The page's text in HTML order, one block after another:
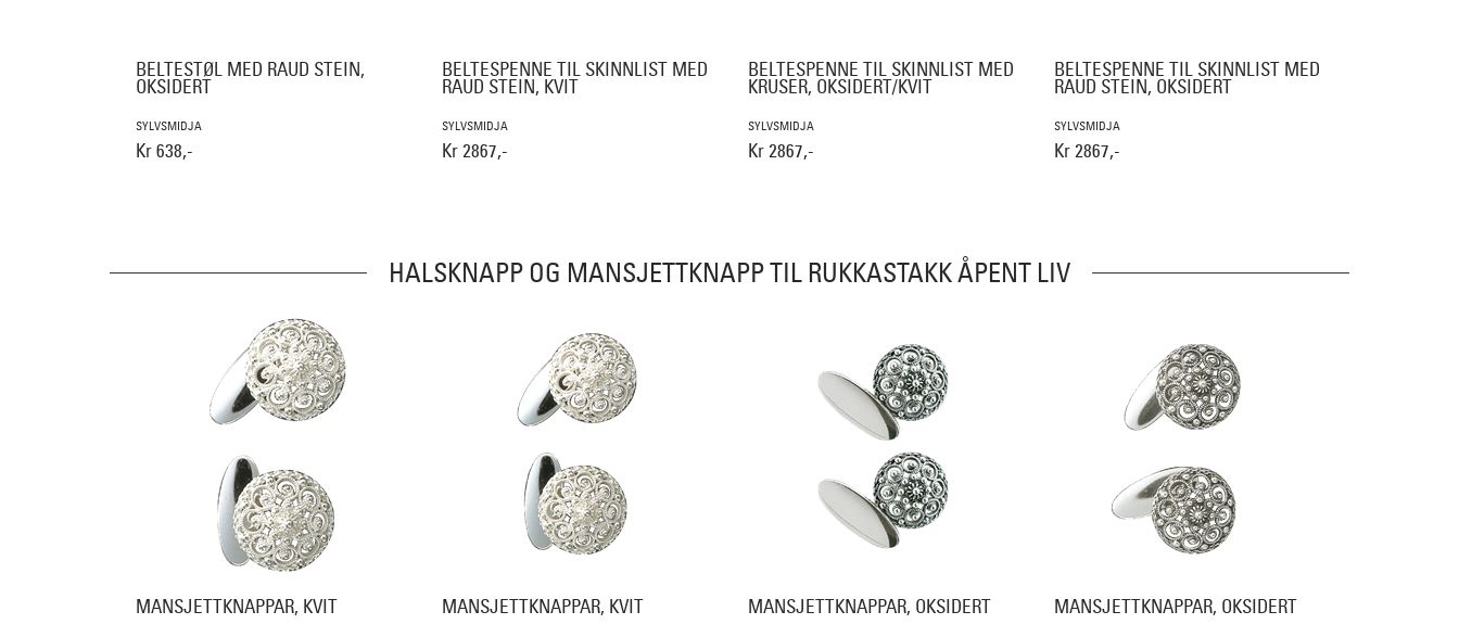
BELTESTØL MED RAUD STEIN,
OKSIDERT
SYLVSMIDJA
Kr 638,-
BELTESPENNE TIL SKINNLIST MED
RAUD STEIN, KVIT
SYLVSMIDJA
Kr 2867,-
BELTESPENNE TIL SKINNLIST MED
KRUSER, OKSIDERT/KVIT
SYLVSMIDJA
Kr 2867,-
BELTESPENNE TIL SKINNLIST MED
RAUD STEIN, OKSIDERT
SYLVSMIDJA
Kr 2867,-
HALSKNAPP OG MANSJETTKNAPP TIL RUKKASTAKK ÅPENT LIV
MANSJETTKNAPPAR, KVIT MANSJETTKNAPPAR, KVIT MANSJETTKNAPPAR, OKSIDERT MANSJETTKNAPPAR, OKSIDERT